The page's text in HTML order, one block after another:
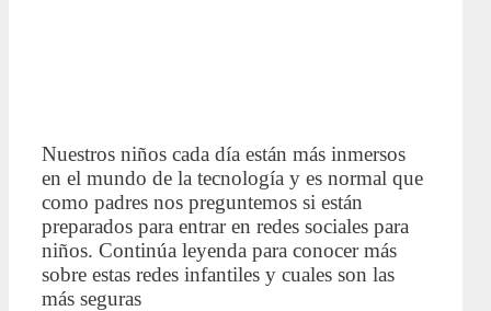
Nuestros niños cada día están más inmersos
en el mundo de la tecnología y es normal que
como padres nos preguntemos si están
preparados para entrar en redes sociales para
niños. Continúa leyenda para conocer más
sobre estas redes infantiles y cuales son las
más seguras